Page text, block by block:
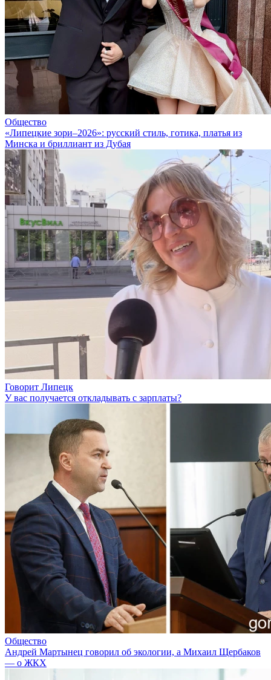
Общество
«Липецкие зори–2026»: русский стиль, готика, платья из
Минска и бриллиант из Дубая
Говорит Липецк
У вас получается откладывать с зарплаты?
Общество
Андрей Мартынец говорил об экологии, а Михаил Щербаков
— о ЖКХ